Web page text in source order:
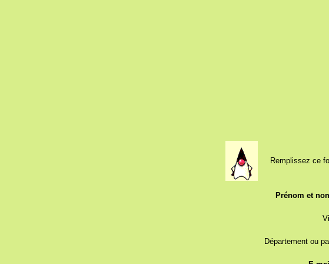
Remplissez ce
Prénom et
Département ou